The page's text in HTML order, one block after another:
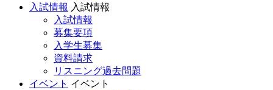
入試情報 入試情報
入試情報
募集要項
入学生募集
資料請求
リスニング過去問題
イベント イベント